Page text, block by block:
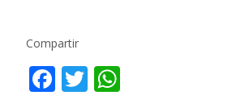
Compartir
F T